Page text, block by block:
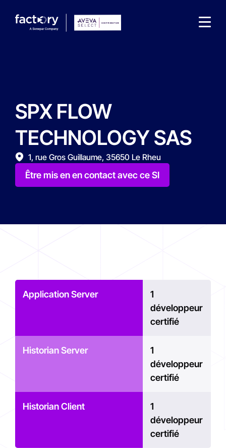
Qu'est-ce que vous cherchez ?
SPX FLOW
TECHNOLOGY SAS
1, rue Gros Guillaume, 35650 Le Rheu
Être mis en en contact avec ce SI
Application Server
1
développeur
certifié
Historian Server
1
développeur
certifié
Historian Client
1
développeur
certifié